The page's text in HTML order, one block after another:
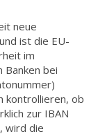
ist die EU-
im
Banken bei
kontrollieren, ob
zur IBAN
wird die